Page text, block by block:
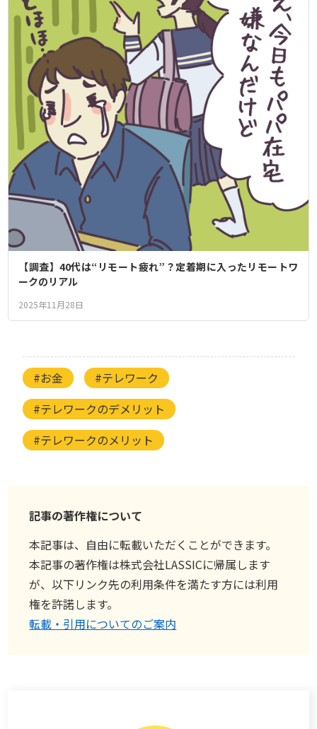
【調査】40代は“リモート疲れ”？定着期に入ったリモートワ
ークのリアル
2025年11月28日
#お金
#テレワーク
#テレワークのデメリット
#テレワークのメリット
記事の著作権について
本記事は、自由に転載いただくことができます。
本記事の著作権は株式会社LASSICに帰属します
が、以下リンク先の利用条件を満たす方には利用
権を許諾します。
転載・引用についてのご案内